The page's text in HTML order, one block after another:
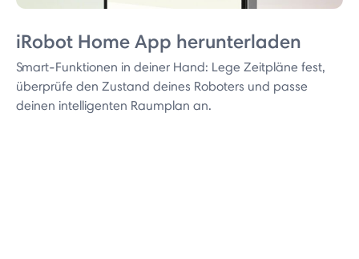
iRobot Home App herunterladen
Smart-Funktionen in deiner Hand: Lege Zeitpläne fest,
überprüfe den Zustand deines Roboters und passe
deinen intelligenten Raumplan an.